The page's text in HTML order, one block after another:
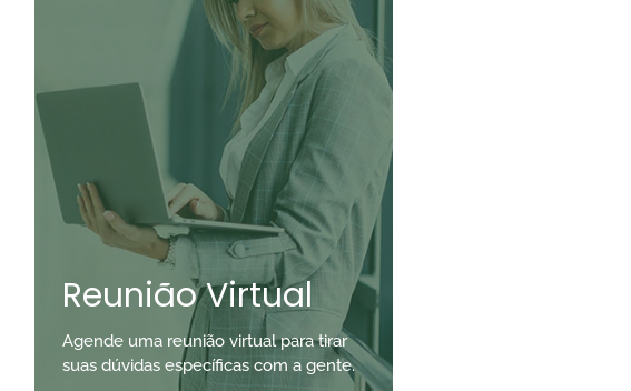
Reunião Virtual
Agende uma reunião virtual para tirar
suas dúvidas específicas com a gente.